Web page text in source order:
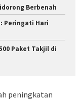
Berbenah
Peringati Hari
Paket Takjil di
peningkatan